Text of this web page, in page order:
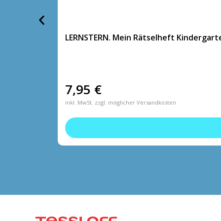
LERNSTERN. Mein Rätselheft
7,95 €
inkl. MwSt. zzgl. möglicher Versandkosten